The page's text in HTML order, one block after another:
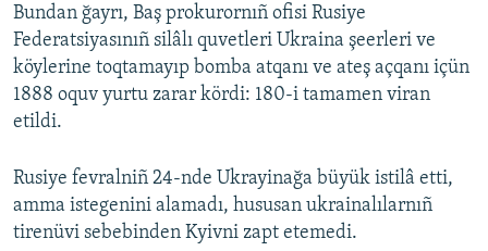
Bundan ğayrı, Baş prokurornıñ ofisi Rusiye
Federatsiyasınıñ silâlı quvetleri Ukraina şeerleri ve
köylerine toqtamayıp bomba atqanı ve ateş açqanı içün
1888 oquv yurtu zarar kördi: 180-i tamamen viran
etildi.
Rusiye fevralniñ 24-nde Ukrayinağa büyük istilâ etti,
amma istegenini alamadı, hususan ukrainalılarnıñ
tirenüvi sebebinden Kyivni zapt etemedi.